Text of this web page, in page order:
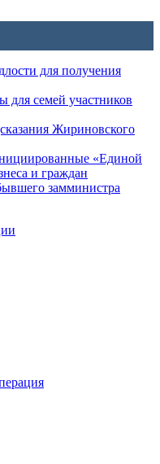
для получения
для семей участников
Жириновского
«Единой
и граждан
замминистра